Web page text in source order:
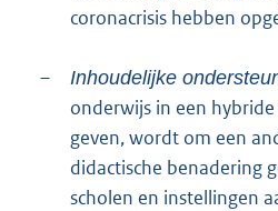
coronacrisis hebben
– Inhoudelijke
onderwijs in een
geven, wordt om een
didactische benadering
scholen en instellingen